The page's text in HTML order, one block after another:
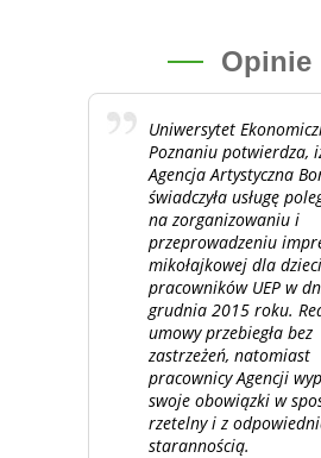
Opinie
Uniwersytet
Poznaniu potwierdza,
Agencja Artystyczna
świadczyła usługę
na zorganizowaniu i
przeprowadzeniu
mikołajkowej dla dzieci
pracowników UEP w
grudnia 2015 roku.
umowy przebiegła bez
zastrzeżeń, natomiast
pracownicy Agencji
swoje obowiązki w
rzetelny i z
starannością.